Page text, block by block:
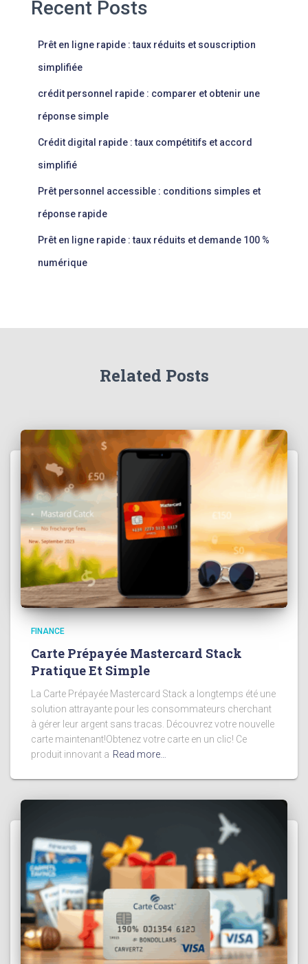
Recent Posts
Prêt en ligne rapide : taux réduits et souscription
simplifiée
crédit personnel rapide : comparer et obtenir une
réponse simple
Crédit digital rapide : taux compétitifs et accord
simplifié
Prêt personnel accessible : conditions simples et
réponse rapide
Prêt en ligne rapide : taux réduits et demande 100 %
numérique
Related Posts
FINANCE
Carte Prépayée Mastercard Stack
Pratique Et Simple
La Carte Prépayée Mastercard Stack a longtemps été une
solution attrayante pour les consommateurs cherchant
à gérer leur argent sans tracas. Découvrez votre nouvelle
carte maintenant!Obtenez votre carte en un clic! Ce
produit innovant a Read more…